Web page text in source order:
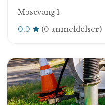
Mosevang 1
0.0 (0 anmeldelser)